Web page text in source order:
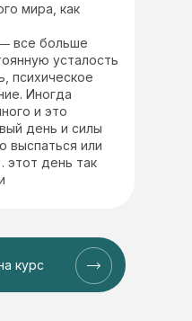
мира, как
все больше
усталость
психическое
Иногда
и это
день и силы
выспаться или
этот день так
курс